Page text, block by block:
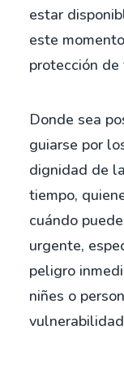
estar
este
protección de
Donde sea
guiarse por
dignidad de
tiempo,
cuándo
urgente,
peligro
niñes o